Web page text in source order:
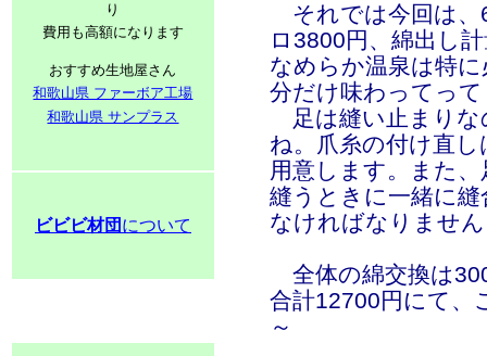
り
費用も高額になります
おすすめ生地屋さん
和歌山県 ファーボア工場
和歌山県 サンプラス
ビビビ材団 について
それでは今回は、
ロ3800円、綿出し
なめらか温泉は特
分だけ味わってっ
足は縫い止まりな
ね。爪糸の付け直
用意します。また
縫うときに一緒に
なければなりません
全体の綿交換は
合計12700円にて、
～